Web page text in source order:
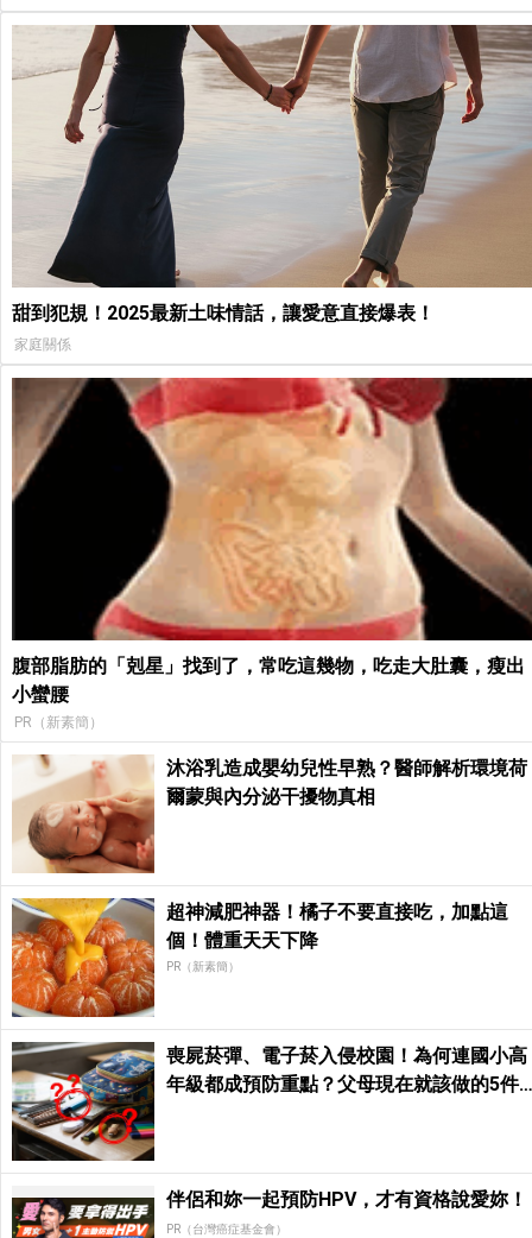
甜到犯規！2025最新土味情話，讓愛意直接爆表！
家庭關係
腹部脂肪的「剋星」找到了，常吃這幾物，吃走大肚囊，瘦出
小蠻腰
PR（新素簡）
沐浴乳造成嬰幼兒性早熟？醫師解析環境荷
爾蒙與內分泌干擾物真相
超神減肥神器！橘子不要直接吃，加點這
個！體重天天下降
PR（新素簡）
喪屍菸彈、電子菸入侵校園！為何連國小高
年級都成預防重點？父母現在就該做的5件
伴侶和妳一起預防HPV，才有資格說愛妳！
PR（台灣癌症基金會）